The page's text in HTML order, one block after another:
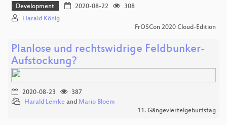
Development 2020-08-22
308
Harald König
FrOSCon 2020 Cloud-Edition
Planlose und rechtswidrige Feldbunker-
Aufstockung?
2020-08-23
387
Harald Lemke and Mario Bloem
11. Gängeviertelgeburtstag